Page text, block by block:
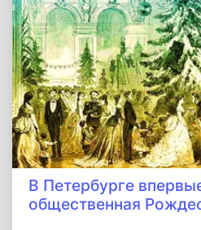
В Петербурге
общественная